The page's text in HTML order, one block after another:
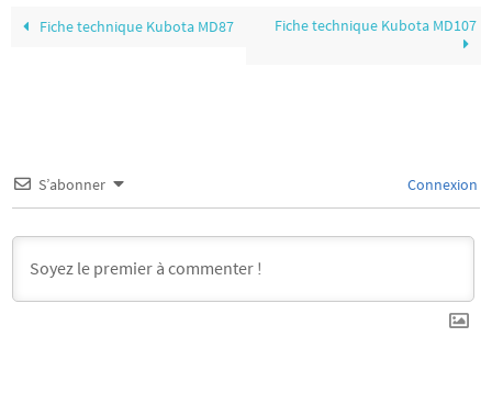
Fiche technique Kubota MD87 Fiche technique Kubota MD107
S’abonner Connexion